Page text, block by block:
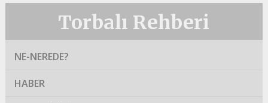
Torbalı Rehberi
NE-NEREDE?
HABER